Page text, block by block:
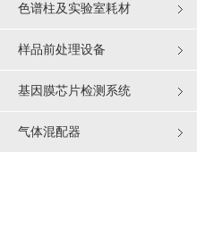
色谱柱及实验室耗材
样品前处理设备
基因膜芯片检测系统
气体混配器